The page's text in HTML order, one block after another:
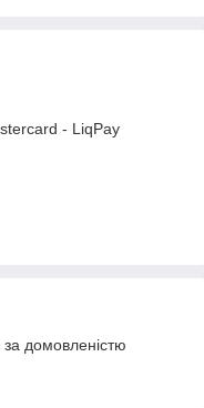
- LiqPay
домовленістю